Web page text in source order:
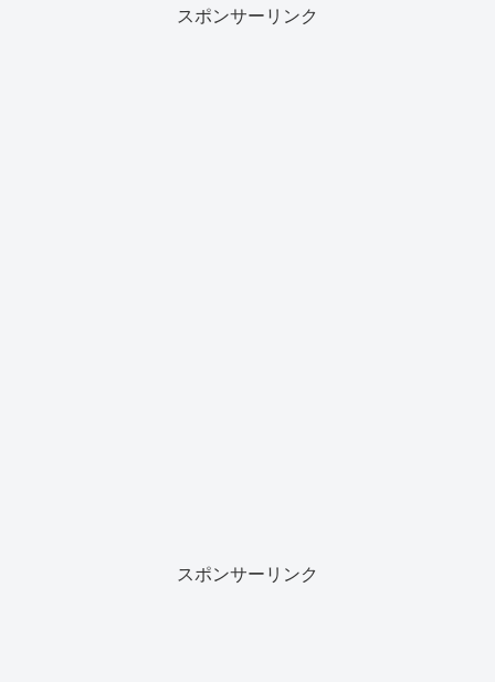
スポンサーリンク
スポンサーリンク